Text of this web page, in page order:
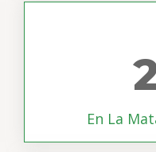
En La